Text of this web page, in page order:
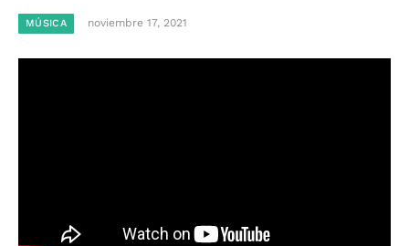
MÚSICA noviembre 17, 2021